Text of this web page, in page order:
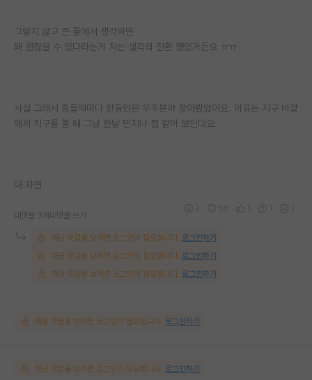
그렇지 않고 큰 틀에서 생각하면
꽤 괜찮을 수 있다라는거 저는 생각의 전환 했었거든요 ㅠㅠ
사실 그래서 힘들때마다 한동안은 우주분야 찾아봤었어요. 이유는 지구 바깥
에서 지구를 볼 때 그냥 한낱 먼지나 점 같이 보인대요.
대 자연
대댓글 3개 대댓글 쓰기
해당 댓글을 보려면 로그인이 필요합니다. 로그인하기
해당 댓글을 보려면 로그인이 필요합니다. 로그인하기
해당 댓글을 보려면 로그인이 필요합니다. 로그인하기
해당 댓글을 보려면 로그인이 필요합니다. 로그인하기
해당 댓글을 보려면 로그인이 필요합니다. 로그인하기